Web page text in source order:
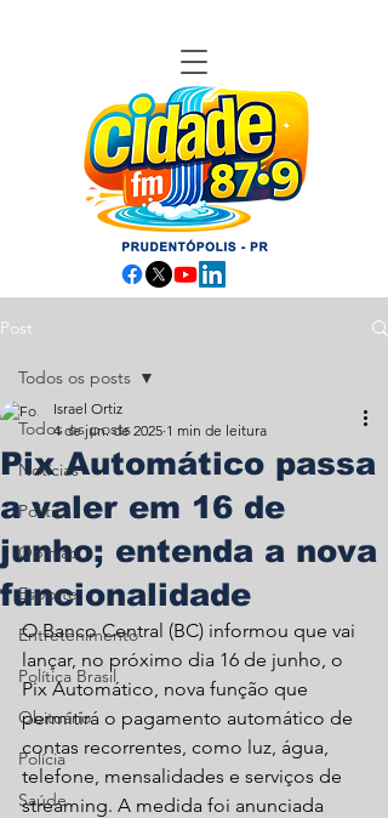
Post
Todos os posts
Notícias
Política
Opinião
Esporte
Entretenimento
Política Brasil
Obituário
Polícia
Saúde
Todos os posts
Pix Automático passa
a valer em 16 de
junho; entenda a nova
funcionalidade
Israel Ortiz
4 de jun. de 2025 1 min de leitura
O Banco Central (BC) informou que vai
lançar, no próximo dia 16 de junho, o
Pix Automático, nova função que
permitirá o pagamento automático de
contas recorrentes, como luz, água,
telefone, mensalidades e serviços de
streaming. A medida foi anunciada